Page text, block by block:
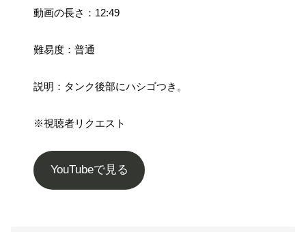
動画の長さ：12:49
難易度：普通
説明：タンク後部にハシゴつき。
※視聴者リクエスト
YouTubeで見る